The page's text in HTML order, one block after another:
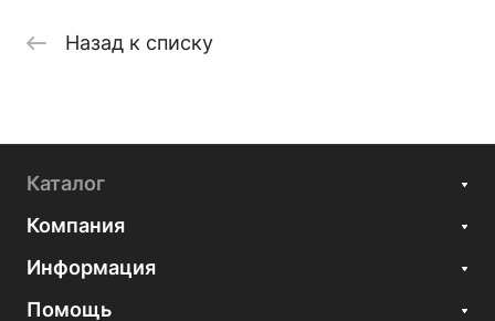
Назад к списку
Каталог
Компания
Информация
Помощь